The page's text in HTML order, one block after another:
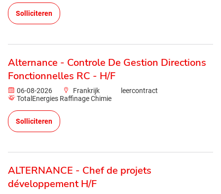
Solliciteren
Alternance - Controle De Gestion Directions
Fonctionnelles RC - H/F
06-08-2026 Frankrijk
leercontract
TotalEnergies Raffinage Chimie
Solliciteren
ALTERNANCE - Chef de projets
développement H/F